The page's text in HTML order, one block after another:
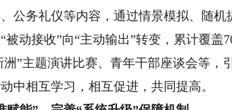
公务礼仪等内容，通过情景模拟、随
被动接收”向“主动输出”转变，累计覆
”主题演讲比赛、青年干部座谈会等，
中相互学习，相互促进，共同提高。